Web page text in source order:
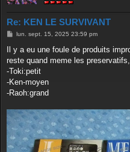
Re: KEN LE SURVIVANT
M
s
s
a
g
lun. sept. 15, 2025 23:59 pm
Il y a eu une foule de produits
reste quand meme les
-Toki:petit
-Ken-moyen
-Raoh:grand